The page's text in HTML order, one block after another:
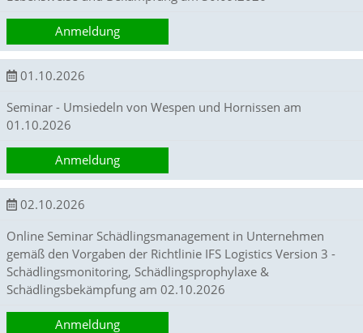
e
s
,
n
o
n
y
i
i
r
t
e
s
Anmeldung
01.10.2026
Seminar - Umsiedeln von Wespen und Hornissen am
01.10.2026
Anmeldung
02.10.2026
Online Seminar Schädlingsmanagement in Unternehmen
gemäß den Vorgaben der Richtlinie IFS Logistics Version 3 -
Schädlingsmonitoring, Schädlingsprophylaxe &
Schädlingsbekämpfung am 02.10.2026
Anmeldung